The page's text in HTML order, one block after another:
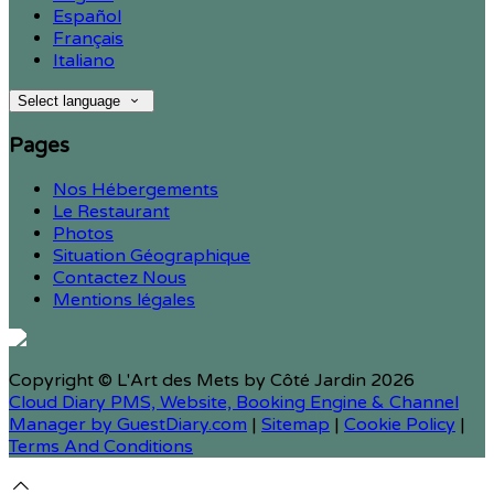
Español
Français
Italiano
Select language
Pages
Nos Hébergements
Le Restaurant
Photos
Situation Géographique
Contactez Nous
Mentions légales
Copyright © L'Art des Mets by Côté Jardin 2026
Cloud Diary PMS, Website, Booking Engine & Channel
Manager by GuestDiary.com | Sitemap | Cookie Policy |
Terms And Conditions